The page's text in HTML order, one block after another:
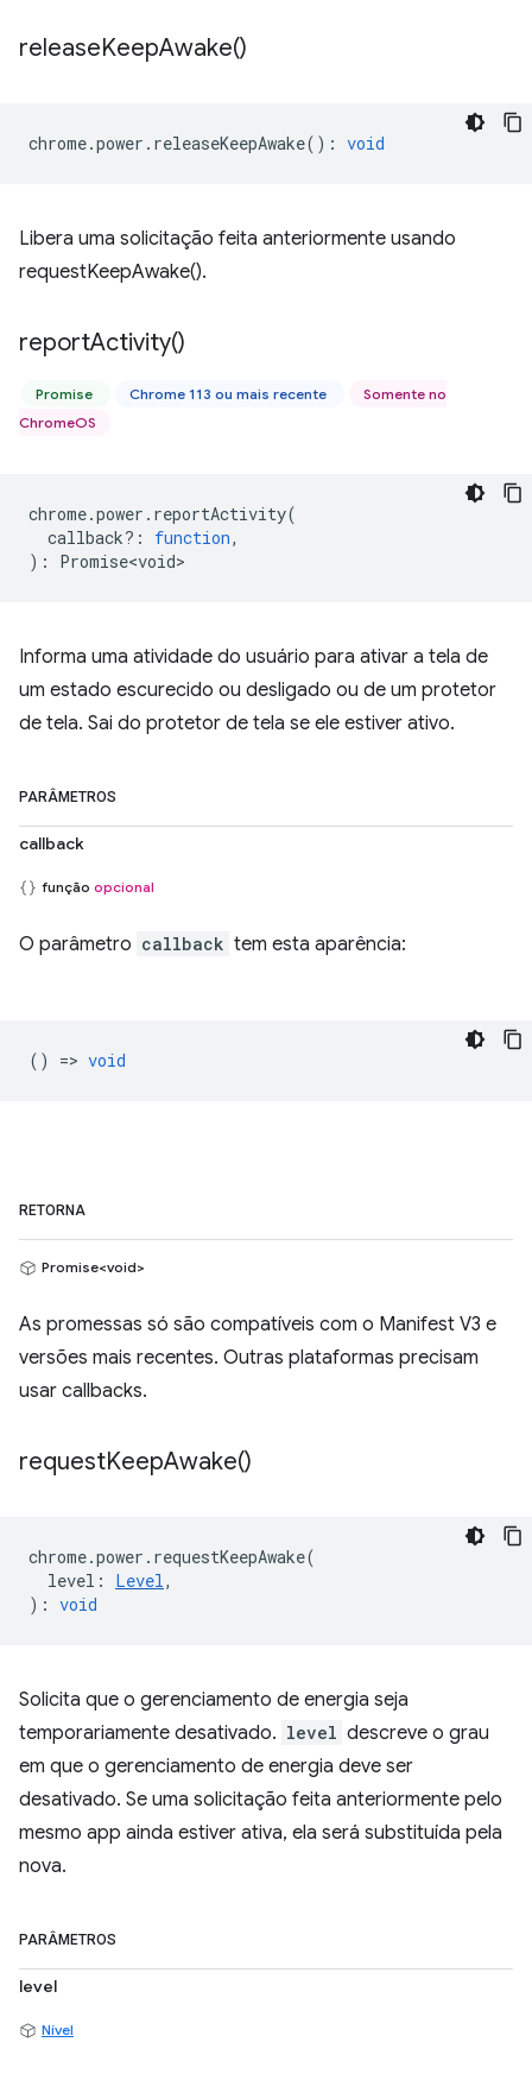
releaseKeepAwake()
chrome.power . releaseKeepAwake() : void
Libera uma solicitação feita anteriormente usando
requestKeepAwake().
reportActivity()
Promise Chrome 113 ou mais recente
Somente no
ChromeOS
chrome.power . reportActivity(
callback? : function,
) : Promise<void>
Informa uma atividade do usuário para ativar a tela de
um estado escurecido ou desligado ou de um protetor
de tela. Sai do protetor de tela se ele estiver ativo.
PARÂMETROS
callback
função opcional
O parâmetro callback tem esta aparência:
() => void
RETORNA
Promise<void>
As promessas só são compatíveis com o Manifest V3 e
versões mais recentes. Outras plataformas precisam
usar callbacks.
requestKeepAwake()
chrome.power . requestKeepAwake(
level : Level,
) : void
Solicita que o gerenciamento de energia seja
temporariamente desativado. level descreve o grau
em que o gerenciamento de energia deve ser
desativado. Se uma solicitação feita anteriormente pelo
mesmo app ainda estiver ativa, ela será substituída pela
nova.
PARÂMETROS
level
Nível